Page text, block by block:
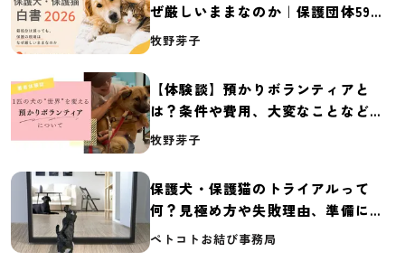
ぜ厳しいままなのか｜保護団体59団
体の実態調査【保護犬・保護猫白書
牧野芽子
【体験談】預かりボランティアと
は？条件や費用、大変なことなど紹
介
牧野芽子
保護犬・保護猫のトライアルって
何？見極め方や失敗理由、準備に必
要なものを紹介
ペトコトお結び事務局